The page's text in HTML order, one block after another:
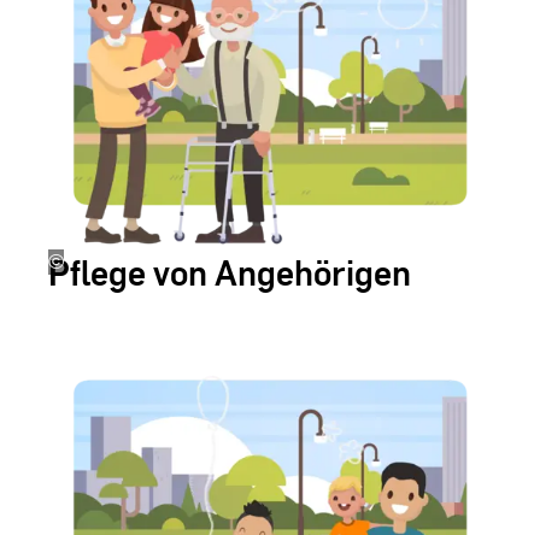
©
Erstellt
von
Pflege von Angehörigen